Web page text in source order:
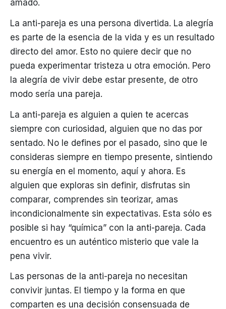
amado.
La anti-pareja es una persona divertida. La alegría
es parte de la esencia de la vida y es un resultado
directo del amor. Esto no quiere decir que no
pueda experimentar tristeza u otra emoción. Pero
la alegría de vivir debe estar presente, de otro
modo sería una pareja.
La anti-pareja es alguien a quien te acercas
siempre con curiosidad, alguien que no das por
sentado. No le defines por el pasado, sino que le
consideras siempre en tiempo presente, sintiendo
su energía en el momento, aquí y ahora. Es
alguien que exploras sin definir, disfrutas sin
comparar, comprendes sin teorizar, amas
incondicionalmente sin expectativas. Esta sólo es
posible si hay “química” con la anti-pareja. Cada
encuentro es un auténtico misterio que vale la
pena vivir.
Las personas de la anti-pareja no necesitan
convivir juntas. El tiempo y la forma en que
comparten es una decisión consensuada de